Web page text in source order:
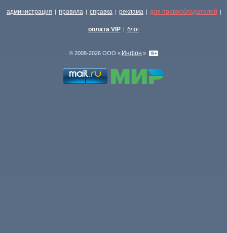
администрация | правила | справка | реклама | для правообладателей |
оплата VIP | блог
© 2008-2026 ООО « Инфон »